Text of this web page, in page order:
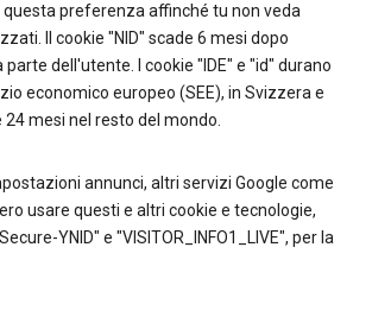
preferenza affinché tu non veda
Il cookie "NID" scade 6 mesi dopo
dell'utente. I cookie "IDE" e "id" durano
economico europeo (SEE), in Svizzera e
24 mesi nel resto del mondo.
annunci, altri servizi Google come
usare questi e altri cookie e tecnologie,
YNID" e "VISITOR_INFO1_LIVE", per la